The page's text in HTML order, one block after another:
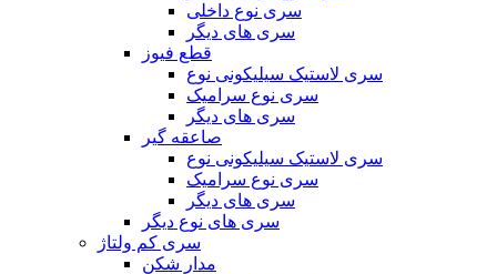
سری نوع داخلی
سری های دیگر
قطع فیوز
سری لاستیک سیلیکونی نوع
سری نوع سرامیک
سری های دیگر
صاعقه گیر
سری لاستیک سیلیکونی نوع
سری نوع سرامیک
سری های دیگر
سری های نوع دیگر
سری کم ولتاژ
مدار شکن